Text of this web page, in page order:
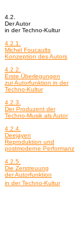
4.2.
Der Autor
in der Techno-Kultur
4.2.1.
Michel Foucaults
Konzeption des Autors
4.2.2.
Erste Überlegungen
zur Autorfunktion in der
Techno-Kultur
4.2.3.
Der Produzent der
Techno-Musik als Autor
4.2.4.
Deejayen
Reproduktion und
postmoderne Performanz
4.2.5.
Die Zerstreuung
der Autorfunktion
in der Techno-Kultur